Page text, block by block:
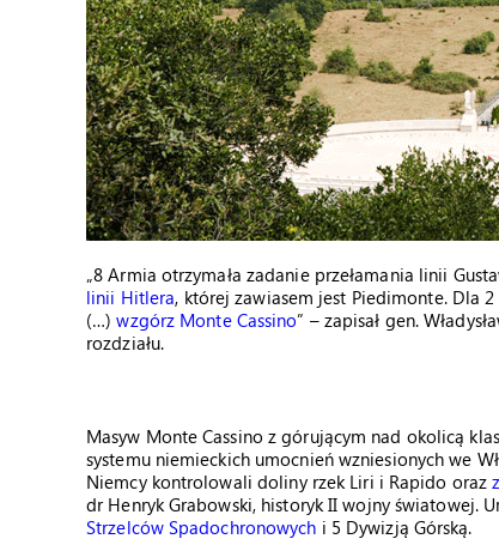
„8 Armia otrzymała zadanie przełamania linii
linii Hitlera, której zawiasem jest Piedimonte. Dla
(…)wzgórz Monte Cassino” – zapisał gen.
rozdziału.
Masyw Monte Cassino z górującym nad okolicą
systemu niemieckich umocnień wzniesionych we
Niemcy kontrolowali doliny rzek Liri i Rapido oraz
dr Henryk Grabowski, historyk II wojny światowej.
Strzelców Spadochronowych i 5 Dywizją Górską.